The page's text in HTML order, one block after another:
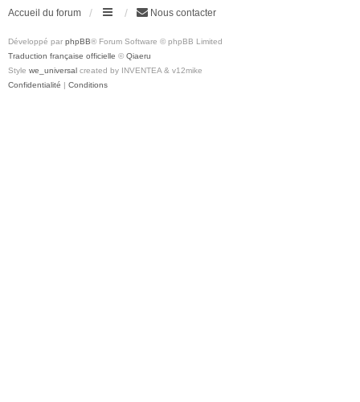
Accueil du forum Nous contacter
Développé par phpBB® Forum Software © phpBB Limited
Traduction française officielle © Qiaeru
Style we_universal created by INVENTEA & v12mike
Confidentialité | Conditions